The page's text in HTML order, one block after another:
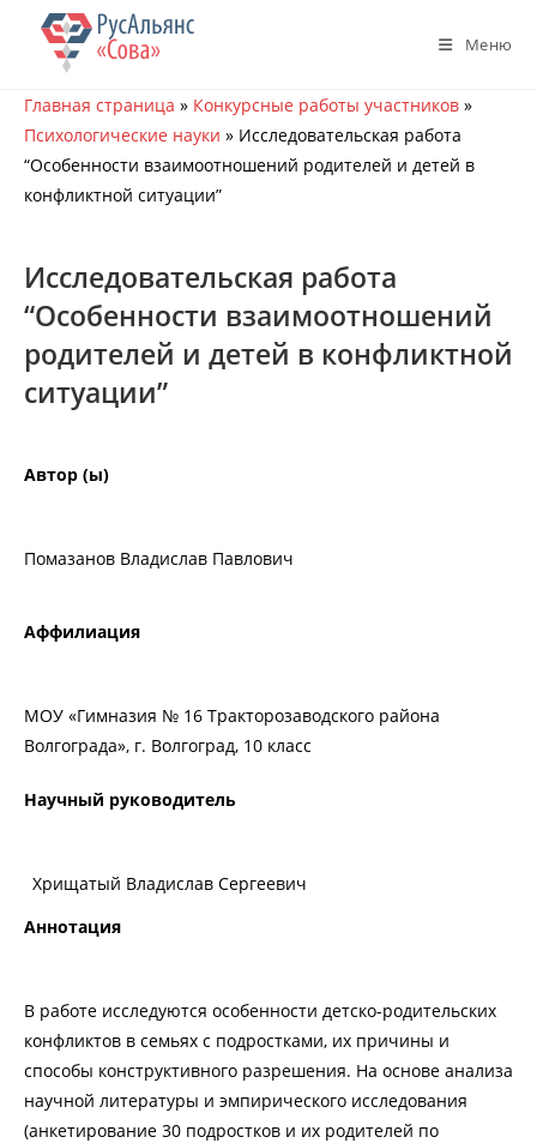
Перейти
содержимому
Меню
Главная страница » Конкурсные работы участников »
Психологические науки » Исследовательская работа
“Особенности взаимоотношений родителей и детей в
конфликтной ситуации”
Исследовательская работа
“Особенности взаимоотношений
родителей и детей в конфликтной
ситуации”
Автор (ы)
Помазанов Владислав Павлович
Аффилиация
МОУ «Гимназия № 16 Тракторозаводского района
Волгограда», г. Волгоград, 10 класс
Научный руководитель
Хрищатый Владислав Сергеевич
Аннотация
В работе исследуются особенности детско-родительских
конфликтов в семьях с подростками, их причины и
способы конструктивного разрешения. На основе анализа
научной литературы и эмпирического исследования
(анкетирование 30 подростков и их родителей по